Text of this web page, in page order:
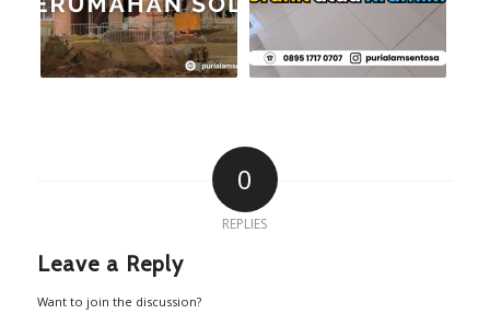
0
REPLIES
Leave a Reply
Want to join the discussion?